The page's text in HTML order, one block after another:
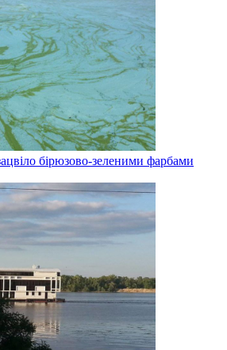
бірюзово-зеленими фарбами